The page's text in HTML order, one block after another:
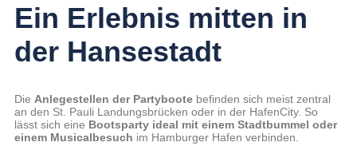
Ein Erlebnis mitten in
der Hansestadt
Die Anlegestellen der Partyboote befinden sich meist zentral
an den St. Pauli Landungsbrücken oder in der HafenCity. So
lässt sich eine Bootsparty ideal mit einem Stadtbummel oder
einem Musicalbesuch im Hamburger Hafen verbinden.